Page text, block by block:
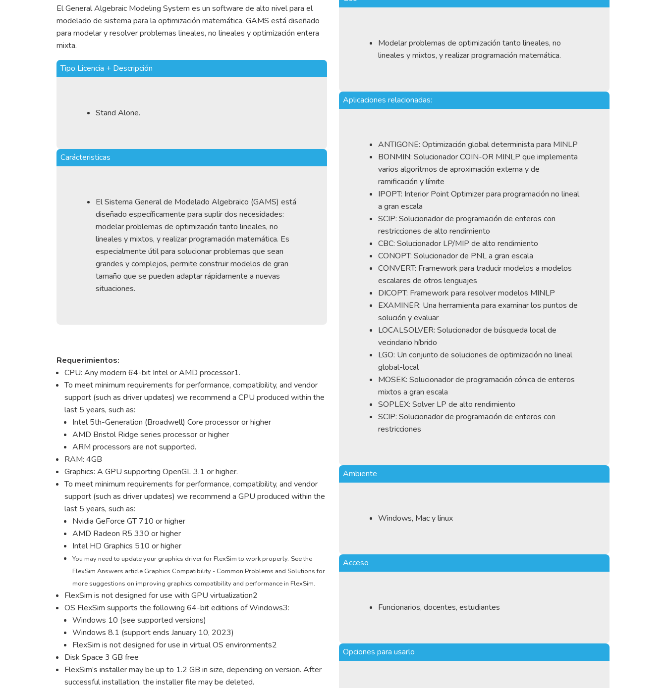
El General Algebraic Modeling System es un software de alto nivel para el
modelado de sistema para la optimización matemática. GAMS está diseñado
para modelar y resolver problemas lineales, no lineales y optimización entera
mixta.
Tipo Licencia + Descripción
Stand Alone.
Carácteristicas
El Sistema General de Modelado Algebraico (GAMS) está
diseñado específicamente para suplir dos necesidades:
modelar problemas de optimización tanto lineales, no
lineales y mixtos, y realizar programación matemática. Es
especialmente útil para solucionar problemas que sean
grandes y complejos, permite construir modelos de gran
tamaño que se pueden adaptar rápidamente a nuevas
situaciones.
Requerimientos:
CPU: Any modern 64-bit Intel or AMD processor1.
To meet minimum requirements for performance, compatibility, and vendor
support (such as driver updates) we recommend a CPU produced within the
last 5 years, such as:
Intel 5th-Generation (Broadwell) Core processor or higher
AMD Bristol Ridge series processor or higher
ARM processors are not supported.
RAM: 4GB
Graphics: A GPU supporting OpenGL 3.1 or higher.
To meet minimum requirements for performance, compatibility, and vendor
support (such as driver updates) we recommend a GPU produced within the
last 5 years, such as:
Nvidia GeForce GT 710 or higher
AMD Radeon R5 330 or higher
Intel HD Graphics 510 or higher
You may need to update your graphics driver for FlexSim to work properly. See the
FlexSim Answers article Graphics Compatibility - Common Problems and Solutions for
more suggestions on improving graphics compatibility and performance in FlexSim.
FlexSim is not designed for use with GPU virtualization2
OS FlexSim supports the following 64-bit editions of Windows3:
Windows 10 (see supported versions)
Windows 8.1 (support ends January 10, 2023)
FlexSim is not designed for use in virtual OS environments2
Disk Space 3 GB free
FlexSim’s installer may be up to 1.2 GB in size, depending on version. After
successful installation, the installer file may be deleted.
Modelar problemas de optimización tanto lineales, no
lineales y mixtos, y realizar programación matemática.
Aplicaciones relacionadas:
ANTIGONE: Optimización global determinista para MINLP
BONMIN: Solucionador COIN-OR MINLP que implementa
varios algoritmos de aproximación externa y de
ramificación y límite
IPOPT: Interior Point Optimizer para programación no lineal
a gran escala
SCIP: Solucionador de programación de enteros con
restricciones de alto rendimiento
CBC: Solucionador LP/MIP de alto rendimiento
CONOPT: Solucionador de PNL a gran escala
CONVERT: Framework para traducir modelos a modelos
escalares de otros lenguajes
DICOPT: Framework para resolver modelos MINLP
EXAMINER: Una herramienta para examinar los puntos de
solución y evaluar
LOCALSOLVER: Solucionador de búsqueda local de
vecindario híbrido
LGO: Un conjunto de soluciones de optimización no lineal
global-local
MOSEK: Solucionador de programación cónica de enteros
mixtos a gran escala
SOPLEX: Solver LP de alto rendimiento
SCIP: Solucionador de programación de enteros con
restricciones
Ambiente
Windows, Mac y linux
Acceso
Funcionarios, docentes, estudiantes
Opciones para usarlo